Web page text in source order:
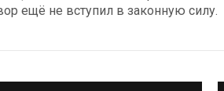
ещё не вступил в законную силу.